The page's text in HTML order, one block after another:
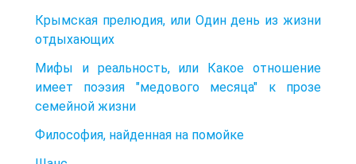
Крымская прелюдия, или Один день из жизни
отдыхающих
Мифы и реальность, или Какое отношение
имеет поэзия "медового месяца" к прозе
семейной жизни
Философия, найденная на помойке